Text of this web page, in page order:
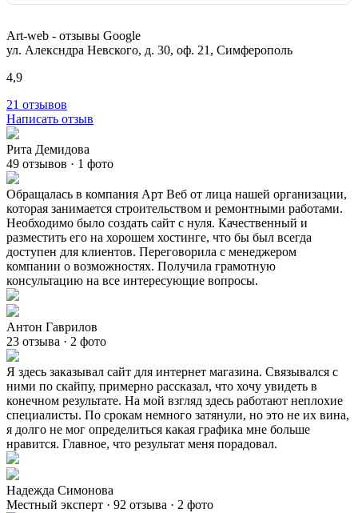
Art-web - отзывы Google
ул. Алексндра Невского, д. 30, оф. 21, Симферополь
4,9
21 отзывов
Написать отзыв
Рита Демидова
49 отзывов · 1 фото
Обращалась в компания Арт Веб от лица нашей организации,
которая занимается строительством и ремонтными работами.
Необходимо было создать сайт с нуля. Качественный и
разместить его на хорошем хостинге, что бы был всегда
доступен для клиентов. Переговорила с менеджером
компании о возможностях. Получила грамотную
консультацию на все интересующие вопросы.
Антон Гаврилов
23 отзыва · 2 фото
Я здесь заказывал сайт для интернет магазина. Связывался с
ними по скайпу, примерно рассказал, что хочу увидеть в
конечном результате. На мой взгляд здесь работают неплохие
специалисты. По срокам немного затянули, но это не их вина,
я долго не мог определиться какая графика мне больше
нравится. Главное, что результат меня порадовал.
Надежда Симонова
Местный эксперт · 92 отзыва · 2 фото